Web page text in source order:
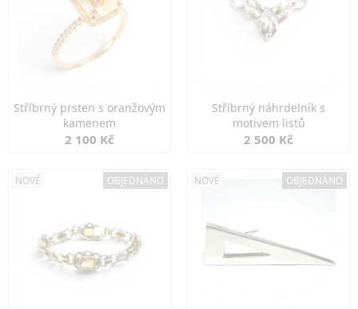
Stříbrný prsten s oranžovým
kamenem
2 100 Kč
Stříbrný náhrdelník s
motivem listů
2 500 Kč
NOVÉ OBJEDNÁNO NOVÉ OBJEDNÁNO